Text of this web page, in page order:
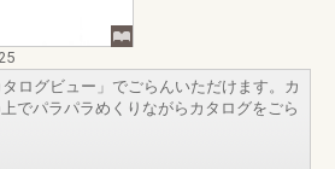
ログビュー」でごらんいただけます。カ
でパラパラめくりながらカタログをごら